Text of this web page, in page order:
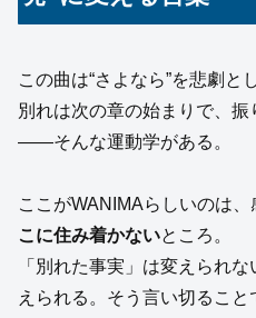
この曲は“さよなら”を悲劇と
別れは次の章の始まりで、
——そんな運動学がある。
ここがWANIMAらしいのは、
こに住み着かないところ。
「別れた事実」は変えられ
えられる。そう言い切ること